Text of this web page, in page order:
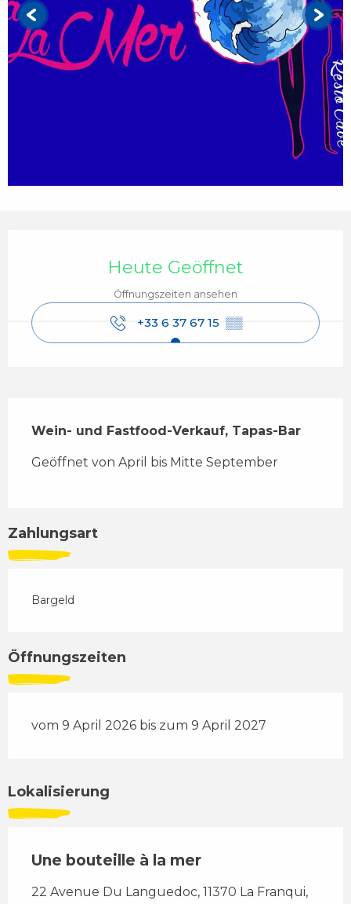
Heute Geöffnet
Öffnungszeiten ansehen
+33 6 37 67 15 ▒▒
Wein- und Fastfood-Verkauf, Tapas-Bar
Geöffnet von April bis Mitte September
Zahlungsart
Bargeld
Öffnungszeiten
vom 9 April 2026 bis zum 9 April 2027
Lokalisierung
Une bouteille à la mer
22 Avenue Du Languedoc, 11370 La Franqui,